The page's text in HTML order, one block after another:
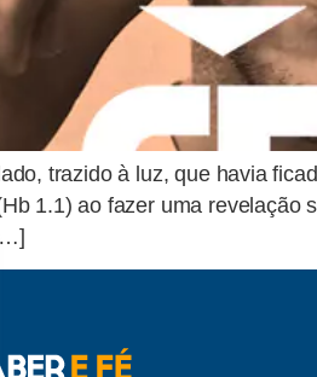
trazido à luz, que havia
1.1) ao fazer uma